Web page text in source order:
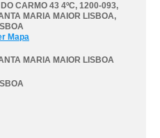
DO CARMO 43 4ºC, 1200-093,
MARIA MAIOR LISBOA,
Mapa
MARIA MAIOR LISBOA